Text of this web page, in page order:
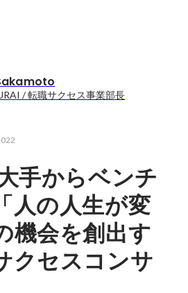
/ 転職サクセス事業部長
手からベンチ
人の人生が変
機会を創出す
クセスコンサ